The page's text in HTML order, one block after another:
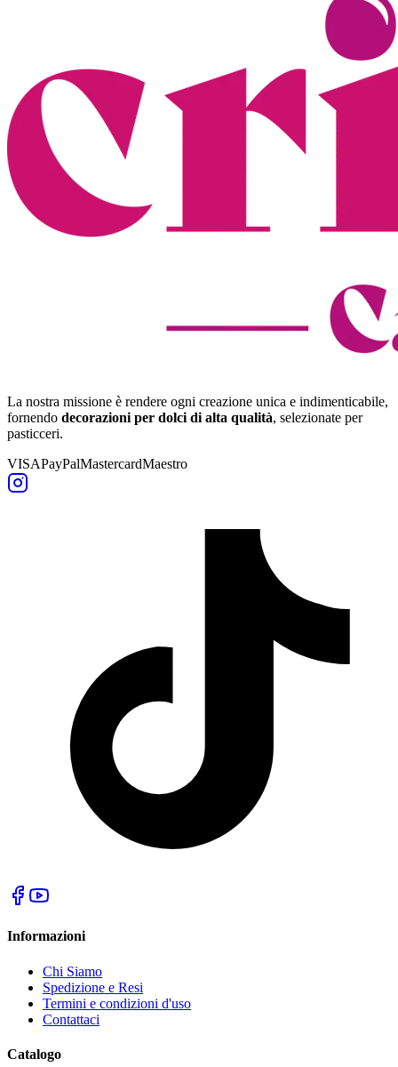
La nostra missione è rendere ogni creazione unica e indimenticabile,
fornendo decorazioni per dolci di alta qualità, selezionate per
pasticceri.
VISAPayPalMastercardMaestro
Informazioni
Chi Siamo
Spedizione e Resi
Termini e condizioni d'uso
Contattaci
Catalogo